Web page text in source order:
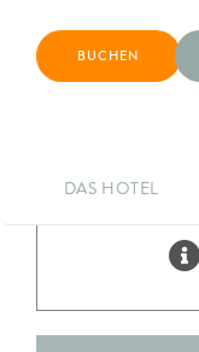
BUCHEN
DAS HOTEL